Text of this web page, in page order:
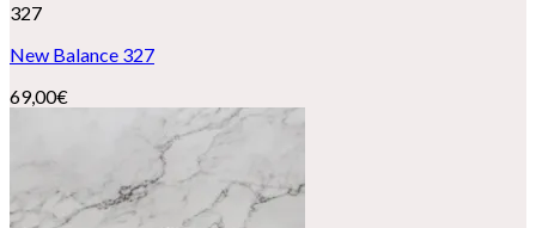
327
New Balance 327
69,00€